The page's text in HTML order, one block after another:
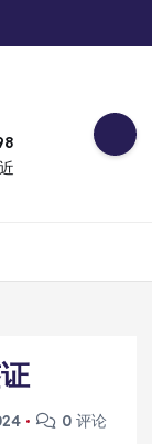
0 评论